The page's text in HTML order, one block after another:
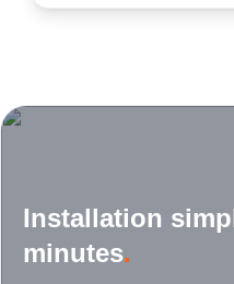
Installation
minutes.